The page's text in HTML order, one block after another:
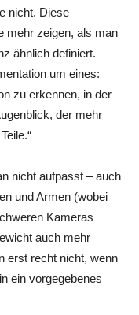
nicht. Diese
mehr zeigen, als man
ähnlich definiert.
um eines:
zu erkennen, in der
der mehr
nicht aufpasst – auch
und Armen (wobei
Kameras
auch mehr
erst recht nicht, wenn
ein vorgegebenes